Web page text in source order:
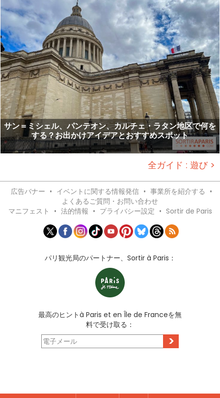
サン＝ミシェル、パンテオン、カルチェ・ラタン地区で何を
する？お出かけアイデアとおすすめスポット
全ガイド : 遊び >
広告バナー • イベントに関する情報発信 • 事業所を紹介する •
よくあるご質問・お問い合わせ
マニフェスト
• 法的情報 • プライバシー設定 • Sortir de Paris
パリ観光局のパートナー、Sortir à Paris：
最高のヒントà Paris et en Île de Franceを無
料で受け取る：
>